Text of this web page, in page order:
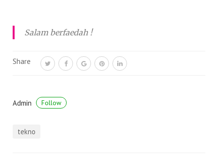
Salam berfaedah !
Share
Admin Follow
tekno